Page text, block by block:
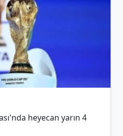
heyecan yarın 4